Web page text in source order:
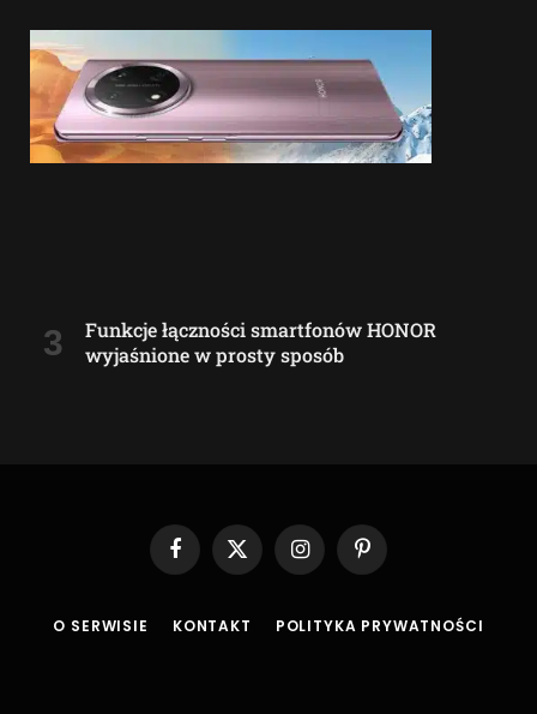
Funkcje łączności smartfonów HONOR
wyjaśnione w prosty sposób
Facebook
X
(Twitter)
InstagramPinterest
O SERWISIE KONTAKT POLITYKA PRYWATNOŚCI